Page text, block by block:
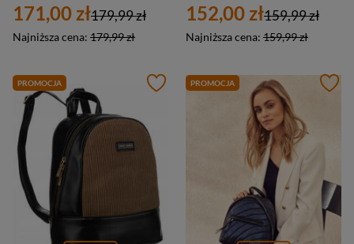
171,00 zł
Najniższa cena: 179,99 zł
179,99 zł 152,00 zł
Najniższa cena: 159,99 zł
159,99 zł
PROMOCJA PROMOCJA